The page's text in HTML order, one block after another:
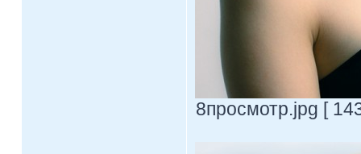
8просмотр.jpg [